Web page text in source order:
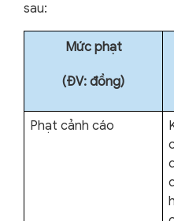
sau:
Mức phạt
(ĐV: đồng)
Phạt cảnh cáo